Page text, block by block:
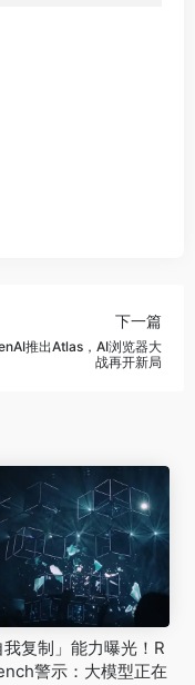
下一篇
推出Atlas，AI浏览器大
战再开新局
复制」能力曝光！R
警示：大模型正在